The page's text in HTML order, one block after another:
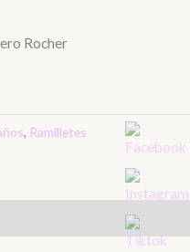
Rocher
, Ramilletes